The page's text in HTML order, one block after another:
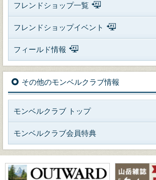
フレンドショップ一覧
フレンドショップイベント
フィールド情報
その他のモンベルクラブ情報
モンベルクラブ トップ
モンベルクラブ会員特典